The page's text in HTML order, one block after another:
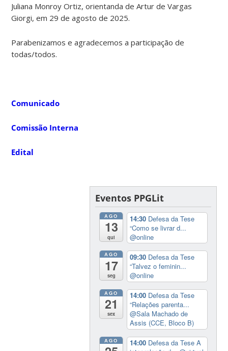
Juliana Monroy Ortiz, orientanda de Artur de Vargas
Giorgi, em 29 de agosto de 2025.
Parabenizamos e agradecemos a participação de
todas/todos.
Comunicado
Comissão Interna
Edital
Eventos PPGLit
AGO
13
qui
14:30 Defesa da Tese
“Como se livrar d...
@online
AGO
17
seg
09:30 Defesa da Tese
“Talvez o feminin...
@online
AGO
21
sex
14:00 Defesa da Tese
“Relações parenta...
@Sala Machado de
Assis (CCE, Bloco B)
AGO 14:00 Defesa da Tese A